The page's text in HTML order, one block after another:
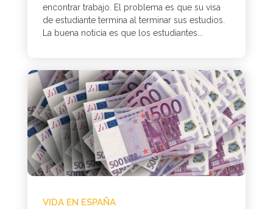
encontrar trabajo. El problema es que su visa
de estudiante termina al terminar sus estudios.
La buena noticia es que los estudiantes...
VIDA EN ESPAÑA